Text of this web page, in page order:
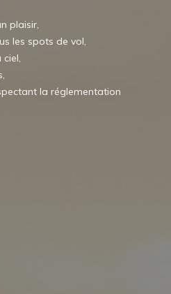
plaisir,
les spots de vol,
la réglementation